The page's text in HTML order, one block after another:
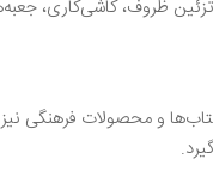
ظروف، کاشی‌کاری،
و محصولات فرهنگی